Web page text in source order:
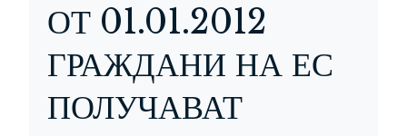
ОТ 01.01.2012
ГРАЖДАНИ НА ЕС
ПОЛУЧАВАТ